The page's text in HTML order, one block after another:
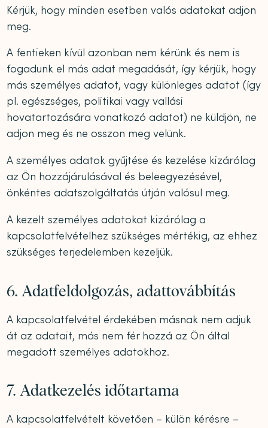
Kérjük, hogy minden esetben valós adatokat adjon
meg.
A fentieken kívül azonban nem kérünk és nem is
fogadunk el más adat megadását, így kérjük, hogy
más személyes adatot, vagy különleges adatot (így
pl. egészséges, politikai vagy vallási
hovatartozására vonatkozó adatot) ne küldjön, ne
adjon meg és ne osszon meg velünk.
A személyes adatok gyűjtése és kezelése kizárólag
az Ön hozzájárulásával és beleegyezésével,
önkéntes adatszolgáltatás útján valósul meg.
A kezelt személyes adatokat kizárólag a
kapcsolatfelvételhez szükséges mértékig, az ehhez
szükséges terjedelemben kezeljük.
6. Adatfeldolgozás, adattovábbítás
A kapcsolatfelvétel érdekében másnak nem adjuk
át az adatait, más nem fér hozzá az Ön által
megadott személyes adatokhoz.
7. Adatkezelés időtartama
A kapcsolatfelvételt követően – külön kérésre –